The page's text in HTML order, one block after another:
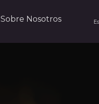
Sobre Nosotros